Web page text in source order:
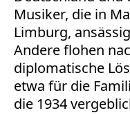
Musiker, die in
Limburg,
Andere flohen
diplomatische
etwa für die
die 1934